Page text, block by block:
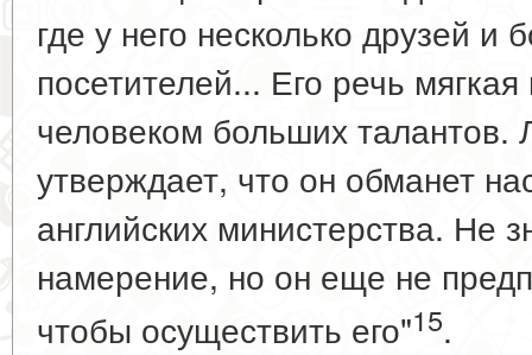
где у него несколько друзей и
посетителей... Его речь
человеком больших талантов.
утверждает, что он обманет
английских министерства. Не
намерение, но он еще не
чтобы осуществить его"15.